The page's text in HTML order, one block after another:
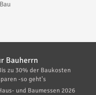
Bauherrn
zu 30% der Baukosten
-so geht's
und Baumessen 2026